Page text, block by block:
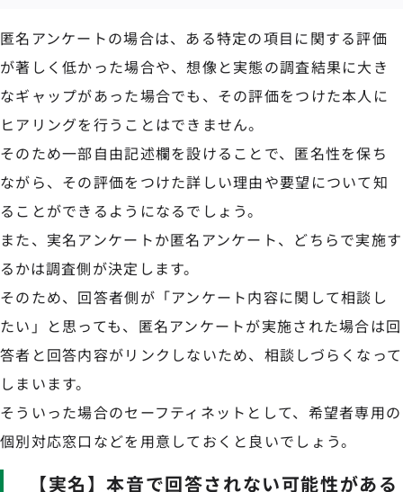
匿名アンケートの場合は、ある特定の項目に関する評価
が著しく低かった場合や、想像と実態の調査結果に大き
なギャップがあった場合でも、その評価をつけた本人に
ヒアリングを行うことはできません。
そのため一部自由記述欄を設けることで、匿名性を保ち
ながら、その評価をつけた詳しい理由や要望について知
ることができるようになるでしょう。
また、実名アンケートか匿名アンケート、どちらで実施す
るかは調査側が決定します。
そのため、回答者側が「アンケート内容に関して相談し
たい」と思っても、匿名アンケートが実施された場合は回
答者と回答内容がリンクしないため、相談しづらくなって
しまいます。
そういった場合のセーフティネットとして、希望者専用の
個別対応窓口などを用意しておくと良いでしょう。
【実名】本音で回答されない可能性がある